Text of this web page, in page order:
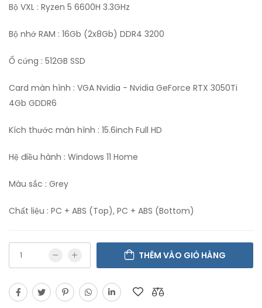
Bộ VXL : Ryzen 5 6600H 3.3GHz
Bộ nhớ RAM : 16Gb (2x8Gb) DDR4 3200
Ổ cứng : 512GB SSD
Card màn hình : VGA Nvidia - Nvidia GeForce RTX 3050Ti
4Gb GDDR6
Kích thước màn hình : 15.6inch Full HD
Hệ điều hành : Windows 11 Home
Màu sắc : Grey
Chất liệu : PC + ABS (Top), PC + ABS (Bottom)
THÊM VÀO GIỎ HÀNG